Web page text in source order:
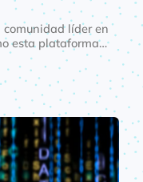
comunidad líder en
esta plataforma
su impacto en la